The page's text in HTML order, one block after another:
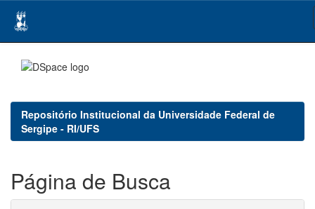
navigation
Repositório Institucional da Universidade Federal de
Sergipe - RI/UFS
Página de Busca